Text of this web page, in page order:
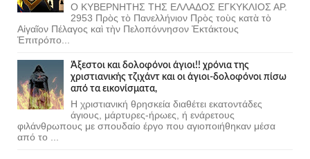
Ο ΚΥΒΕΡΝΗΤΗΣ ΤΗΣ ΕΛΛΑΔΟΣ ΕΓΚΥΚΛΙΟΣ ΑΡ.
2953 Πρὸς τὸ Πανελλήνιον Πρὸς τοὺς κατὰ τὸ
Αἰγαῖον Πέλαγος καὶ τὴν Πελοπόννησον Ἐκτάκτους
Ἐπιτρόπο...
Άξεστοι και δολοφόνοι άγιοι!! χρόνια της
χριστιανικής τζιχάντ και οι άγιοι-δολοφόνοι πίσω
από τα εικονίσματα,
Η χριστιανική θρησκεία διαθέτει εκατοντάδες
άγιους, μάρτυρες-ήρωες, ή ενάρετους
φιλάνθρωπους με σπουδαίο έργο που αγιοποιήθηκαν μέσα
από το ...